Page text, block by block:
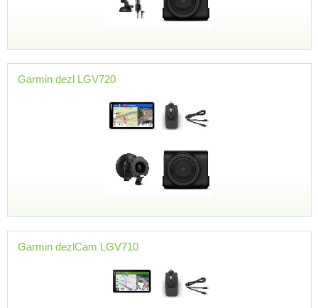
Garmin dezl LGV720
Garmin dezlCam LGV710